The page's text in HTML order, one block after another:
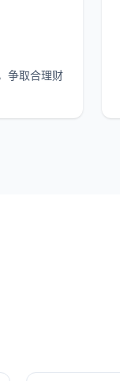
争取合理财